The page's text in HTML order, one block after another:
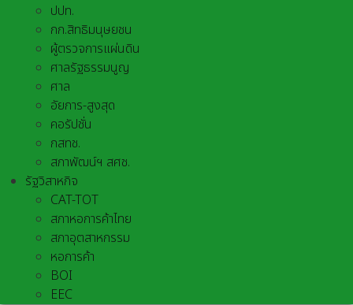
ปปท.
กก.สิทธิมนุษยชน
ผู้ตรวจการแผ่นดิน
ศาลรัฐธรรมนูญ
ศาล
อัยการ-สูงสุด
คอรัปชั่น
กสทช.
สภาพัฒน์ฯ สศช.
รัฐวิสาหกิจ
CAT-TOT
สภาหอการค้าไทย
สภาอุตสาหกรรม
หอการค้า
BOI
EEC